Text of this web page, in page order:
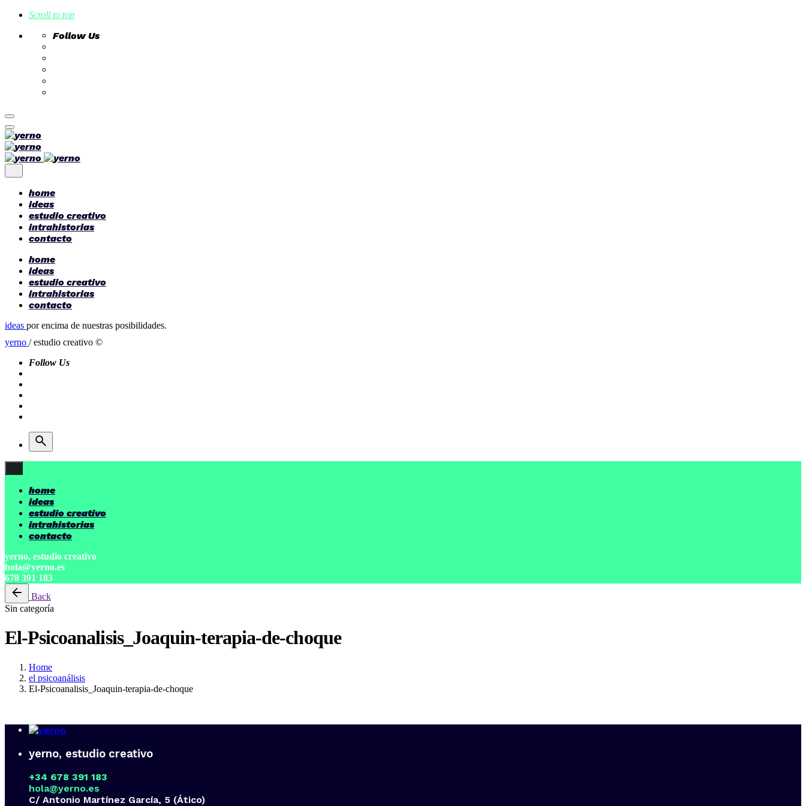
Scroll to top
Follow Us
Skip
to
content
home
ideas
estudio creativo
intrahistorias
contacto
home
ideas
estudio creativo
intrahistorias
contacto
ideas por encima de nuestras posibilidades.
yerno / estudio creativo ©
Follow Us
home
ideas
estudio creativo
intrahistorias
contacto
yerno, estudio creativo
hola@yerno.es
678 391 183
Back
Sin categoría
El-Psicoanalisis_Joaquin-terapia-de-choque
Home
el psicoanálisis
El-Psicoanalisis_Joaquin-terapia-de-choque
yerno, estudio creativo
+34 678 391 183
hola@yerno.es
C/ Antonio Martínez García, 5 (Ático)